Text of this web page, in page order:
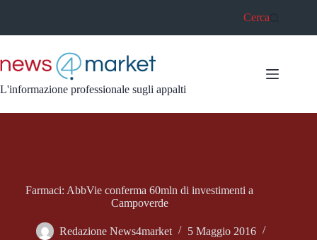
Cerca
L'informazione professionale sugli appalti
Farmaci: AbbVie conferma 60mln di investimenti a
Campoverde
Redazione News4market
5 Maggio 2016